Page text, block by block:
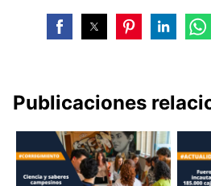
Publicaciones